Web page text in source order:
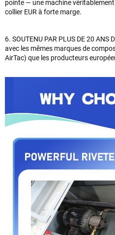
pointe — une machine
collier EUR à forte marge.
6. SOUTENU PAR PLUS DE 20 ANS
avec les mêmes marques de
AirTac) que les producteurs